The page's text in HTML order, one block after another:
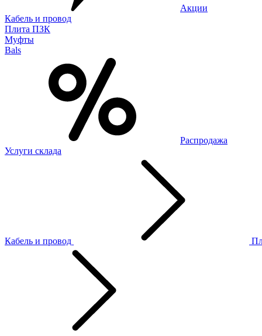
Акции
Кабель и провод
Плита ПЗК
Муфты
Bals
Распродажа
Услуги склада
Кабель и провод